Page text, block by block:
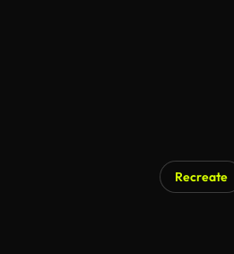
Recreate